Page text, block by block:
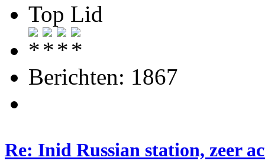
Top Lid
Berichten: 1867
Re: Inid Russian station, zeer